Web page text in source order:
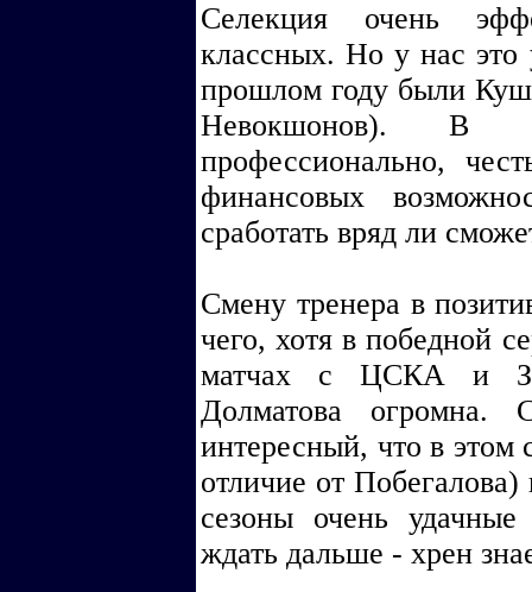
Селекция очень
классных. Но у нас
прошлом году были
Невокшонов). В
профессионально,
финансовых
сработать вряд ли
Смену тренера в
чего, хотя в победной
матчах с ЦСКА и
Долматова
интересный, что в этом
отличие от Побегалова)
сезоны очень
ждать дальше - хрен